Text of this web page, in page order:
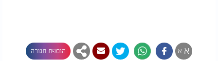
א א הוספת תגובה